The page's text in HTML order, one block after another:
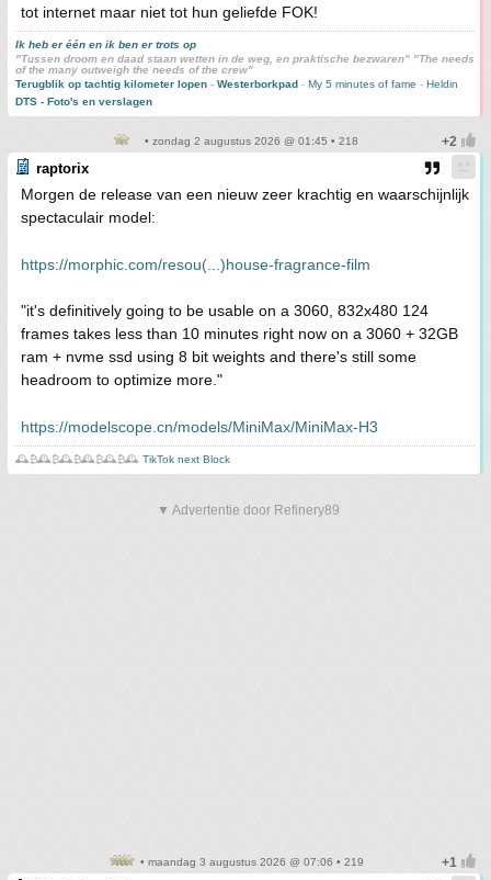
tot internet maar niet tot hun geliefde FOK!
Ik heb er één en ik ben er trots op
"Tussen droom en daad staan wetten in de weg, en praktische bezwaren" "The needs
of the many outweigh the needs of the crew"
Terugblik op tachtig kilometer lopen - Westerborkpad - My 5 minutes of fame - Heldin
DTS - Foto's en verslagen
• zondag 2 augustus 2026 @ 01:45 • 218
raptorix
Morgen de release van een nieuw zeer krachtig en waarschijnlijk
spectaculair model:
https://morphic.com/resou(...)house-fragrance-film
"it's definitively going to be usable on a 3060, 832x480 124
frames takes less than 10 minutes right now on a 3060 + 32GB
ram + nvme ssd using 8 bit weights and there's still some
headroom to optimize more."
https://modelscope.cn/models/MiniMax/MiniMax-H3
🕰️₿🕰️₿🕰️₿🕰️₿🕰️₿🕰️ TikTok next Block
▼ Advertentie door Refinery89
• maandag 3 augustus 2026 @ 07:06 • 219